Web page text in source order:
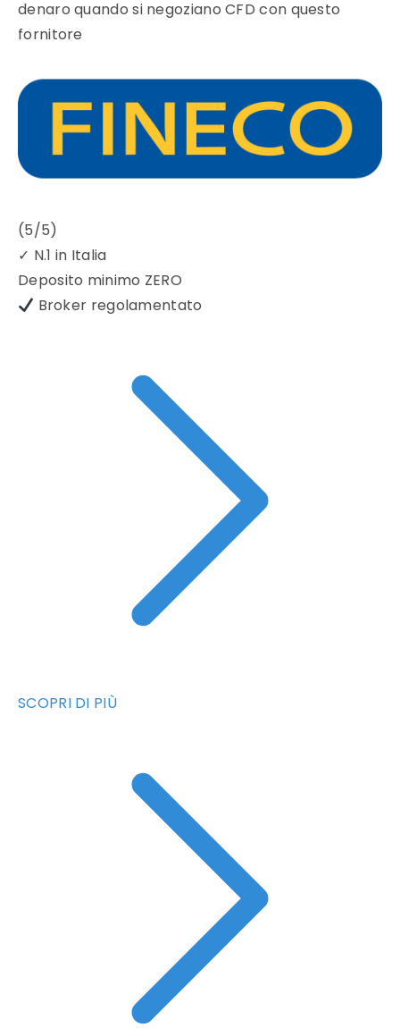
denaro quando si negoziano CFD con questo
fornitore
(5/5)
✓ N.1 in Italia
Deposito minimo ZERO
Broker regolamentato
SCOPRI DI PIÙ